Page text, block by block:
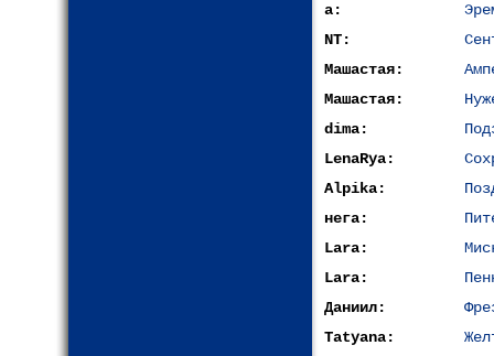
a:
NT:
Машастая:
Машастая:
dima:
LenaRya:
Alpika:
нега:
Lara:
Lara:
Даниил:
Tatyana: